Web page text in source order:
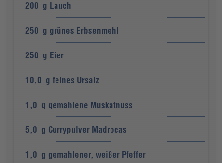
200 g Lauch
250 g grünes Erbsenmehl
250 g Eier
10,0 g feines Ursalz
1,0 g gemahlene Muskatnuss
5,0 g Currypulver Madrocas
1,0 g gemahlener, weißer Pfeffer